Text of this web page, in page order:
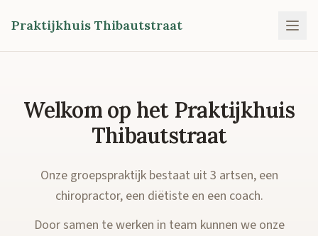
Praktijkhuis Thibautstraat
Welkom op het Praktijkhuis
Thibautstraat
Onze groepspraktijk bestaat uit 3 artsen, een
chiropractor, een diëtiste en een coach.
Door samen te werken in team kunnen we onze